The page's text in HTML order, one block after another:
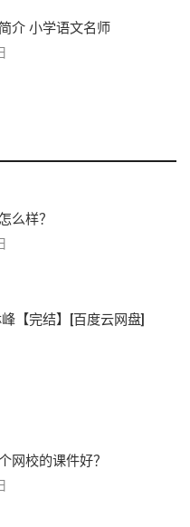
介 小学语文名师
么样？
【完结】[百度云网盘]
网校的课件好？